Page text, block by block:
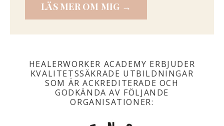
LÄS MER OM MIG →
HEALERWORKER ACADEMY ERBJUDER
KVALITETSSÄKRADE UTBILDNINGAR
SOM ÄR ACKREDITERADE OCH
GODKÄNDA AV FÖLJANDE
ORGANISATIONER: